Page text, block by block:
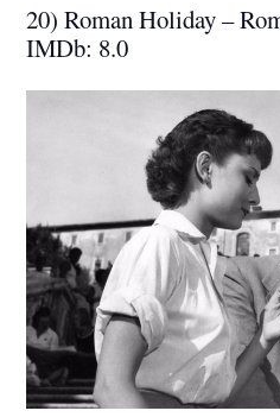
20) Roman Holiday –
IMDb: 8.0